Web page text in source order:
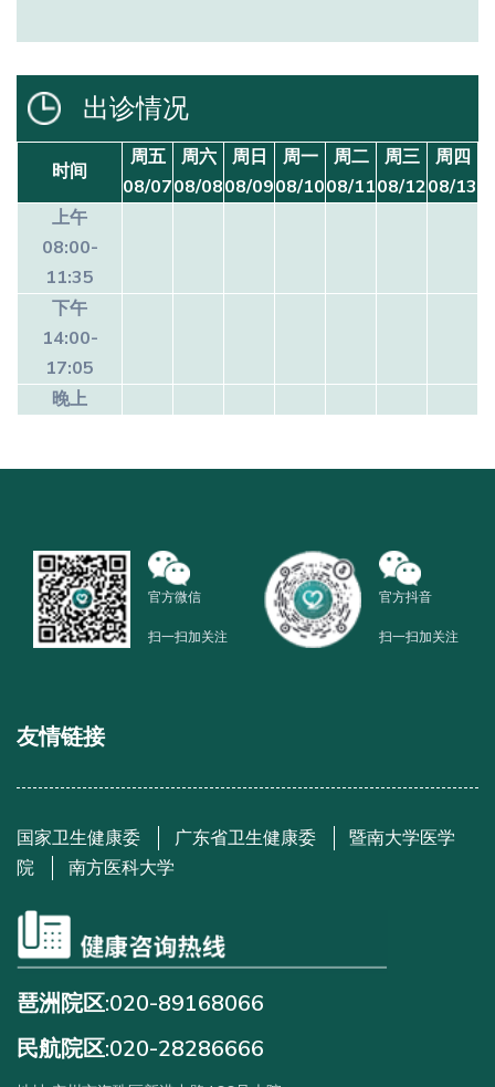
出诊情况
时间
周五
08/07
周六
08/08
周日
08/09
周一
08/10
周二
08/11
周三
08/12
周四
08/13
上午
08:00-
11:35
下午
14:00-
17:05
晚上
官方微信
扫一扫加关注
官方抖音
扫一扫加关注
友情链接
国家卫生健康委 广东省卫生健康委
暨南大学医学
院
南方医科大学
琶洲院区:020-89168066
民航院区:020-28286666